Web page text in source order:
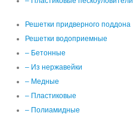
Решетки придверного поддона
Решетки водоприемные
– Бетонные
– Из нержавейки
– Медные
– Пластиковые
– Полиамидные